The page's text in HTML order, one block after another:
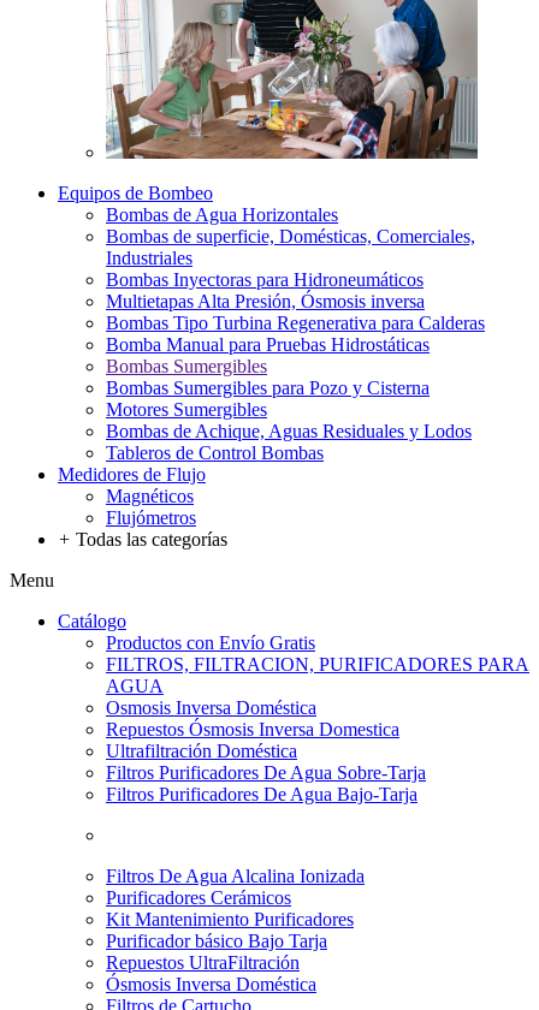
Equipos de Bombeo
Bombas de Agua Horizontales
Bombas de superficie, Domésticas, Comerciales,
Industriales
Bombas Inyectoras para Hidroneumáticos
Multietapas Alta Presión, Ósmosis inversa
Bombas Tipo Turbina Regenerativa para Calderas
Bomba Manual para Pruebas Hidrostáticas
Bombas Sumergibles
Bombas Sumergibles para Pozo y Cisterna
Motores Sumergibles
Bombas de Achique, Aguas Residuales y Lodos
Tableros de Control Bombas
Medidores de Flujo
Magnéticos
Flujómetros
+ Todas las categorías
Menu
Catálogo
Productos con Envío Gratis
FILTROS, FILTRACION, PURIFICADORES PARA
AGUA
Osmosis Inversa Doméstica
Repuestos Ósmosis Inversa Domestica
Ultrafiltración Doméstica
Filtros Purificadores De Agua Sobre-Tarja
Filtros Purificadores De Agua Bajo-Tarja
Filtros De Agua Alcalina Ionizada
Purificadores Cerámicos
Kit Mantenimiento Purificadores
Purificador básico Bajo Tarja
Repuestos UltraFiltración
Ósmosis Inversa Doméstica
Filtros de Cartucho